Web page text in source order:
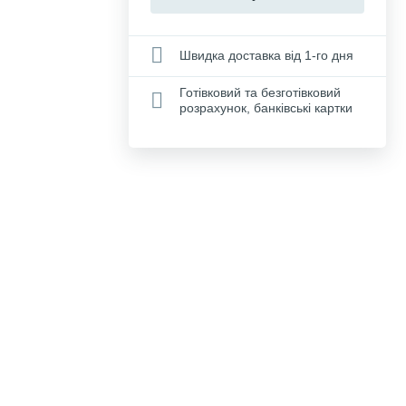
Швидка доставка від 1-го дня
Готівковий та безготівковий
розрахунок, банківські картки